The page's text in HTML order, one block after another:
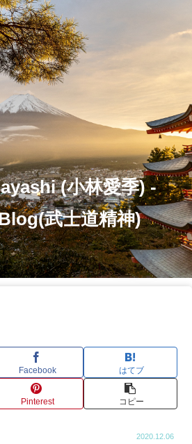
(小林愛季) -
武士道精神)
Facebook はてブ
Pinterest コピー
2020.12.06